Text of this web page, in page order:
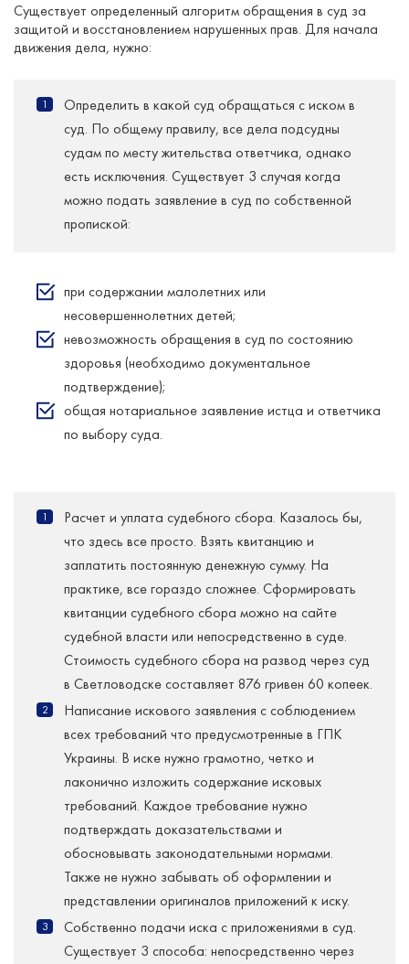
Существует определенный алгоритм обращения в суд за
защитой и восстановлением нарушенных прав. Для начала
движения дела, нужно:
Определить в какой суд обращаться с иском в
суд. По общему правилу, все дела подсудны
судам по месту жительства ответчика, однако
есть исключения. Существует 3 случая когда
можно подать заявление в суд по собственной
пропиской:
при содержании малолетних или
несовершеннолетних детей;
невозможность обращения в суд по состоянию
здоровья (необходимо документальное
подтверждение);
общая нотариальное заявление истца и ответчика
по выбору суда.
Расчет и уплата судебного сбора. Казалось бы,
что здесь все просто. Взять квитанцию ​​и
заплатить постоянную денежную сумму. На
практике, все гораздо сложнее. Сформировать
квитанции судебного сбора можно на сайте
судебной власти или непосредственно в суде.
Стоимость судебного сбора на развод через суд
в Светловодске составляет 876 гривен 60 копеек.
Написание искового заявления с соблюдением
всех требований что предусмотренные в ГПК
Украины. В иске нужно грамотно, четко и
лаконично изложить содержание исковых
требований. Каждое требование нужно
подтверждать доказательствами и
обосновывать законодательными нормами.
Также не нужно забывать об оформлении и
представлении оригиналов приложений к иску.
Собственно подачи иска с приложениями в суд.
Существует 3 способа: непосредственно через